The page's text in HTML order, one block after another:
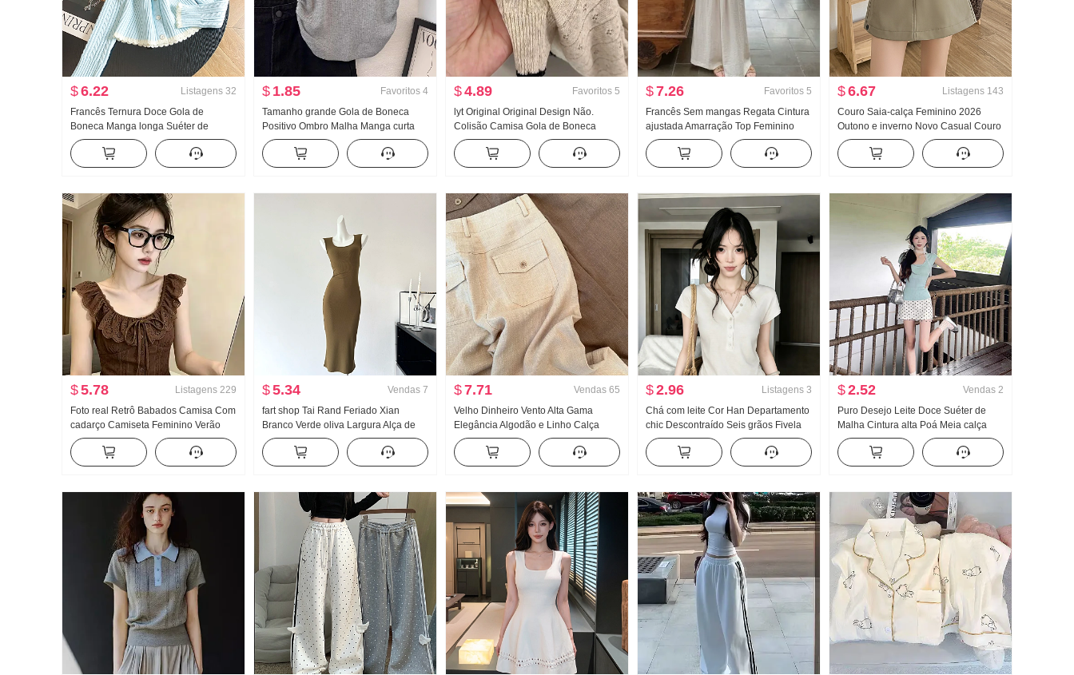
$6.22 Listagens 32
Francês Ternura Doce Gola de
Boneca Manga longa Suéter de
Malha Feminino Avançado Sentido
Trança Suéter Ajustado Efeito
emagrecedor Top
$ 1.85 Favoritos 4
Tamanho grande Gola de Boneca
Positivo Ombro Malha Manga curta
Camiseta Feminino Verão Design
Sentido Modelo Curto Ajustado
Pequeno Voar Manga Compaixão Top
$4.89 Favoritos 5
lyt Original Original Design Não.
Colisão Camisa Gola de Boneca
Malha Top Feminino Verão Novo
Efeito emagrecedor Versátil
$7.26 Favoritos 5
Francês Sem mangas Regata Cintura
ajustada Amarração Top Feminino
Verão Popular Novo Cintura elástica
Solto Calça casual Conjunto de saia
$6.67 Listagens 143
Couro Saia-calça Feminino 2026
Outono e inverno Novo Casual Couro
Vestido de calça Versátil Saia midi
Pele de PU Saia curta Cintura alta A
palavra Saia-calça
$5.78 Listagens 229
Foto real Retrô Babados Camisa Com
cadarço Camiseta Feminino Verão
Recorte vazado Renda Ajustado
Cintura ajustada Curto Top chic
$5.34 Vendas 7
fart shop Tai Rand Feriado Xian
Branco Verde oliva Largura Alça de
Ombro Pit Artigo Vestido feminino
Primavera e verão Vestido longo
$7.71 Vendas 65
Velho Dinheiro Vento Alta Gama
Elegância Algodão e Linho Calça
casual Feminino Primavera Verão
2026 Novo Solto Efeito emagrecedor
Leve e fino Calças retas
$2.96 Listagens 3
Chá com leite Cor Han Departamento
chic Descontraído Seis grãos Fivela
Henry Colar Manga curta Camiseta
Feminino Verão Modelo fino Casual
Positivo No ombro Roupas
$2.52 Vendas 2
Puro Desejo Leite Doce Suéter de
Malha Cintura alta Poá Meia calça
Saia curta Para pessoas baixas Han
Departamento Dopamina Beleza
incrível Vestir Pegue Um conjunto